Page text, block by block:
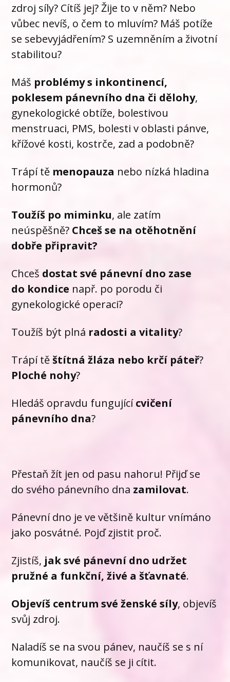
zdroj síly? Cítíš jej? Žije to v něm? Nebo
vůbec nevíš, o čem to mluvím? Máš potíže
se sebevyjádřením? S uzemněním a životní
stabilitou?
Máš problémy s inkontinencí,
poklesem pánevního dna či dělohy,
gynekologické obtíže, bolestivou
menstruaci, PMS, bolesti v oblasti pánve,
křížové kosti, kostrče, zad a podobně?
Trápí tě menopauza nebo nízká hladina
hormonů?
Toužíš po miminku, ale zatím
neúspěšně? Chceš se na otěhotnění
dobře připravit?
Chceš dostat své pánevní dno zase
do kondice např. po porodu či
gynekologické operaci?
Toužíš být plná radosti a vitality?
Trápí tě štítná žláza nebo krčí páteř?
Ploché nohy?
Hledáš opravdu fungujícícvičení
pánevního dna?
Přestaň žít jen od pasu nahoru! Přijď se
do svého pánevního dna zamilovat.
Pánevní dno je ve většině kultur vnímáno
jako posvátné. Pojď zjistit proč.
Zjistíš, jak své pánevní dno udržet
pružné a funkční, živé a šťavnaté.
Objevíš centrum své ženské síly, objevíš
svůj zdroj.
Naladíš se na svou pánev, naučíš se s ní
komunikovat, naučíš se ji cítit.